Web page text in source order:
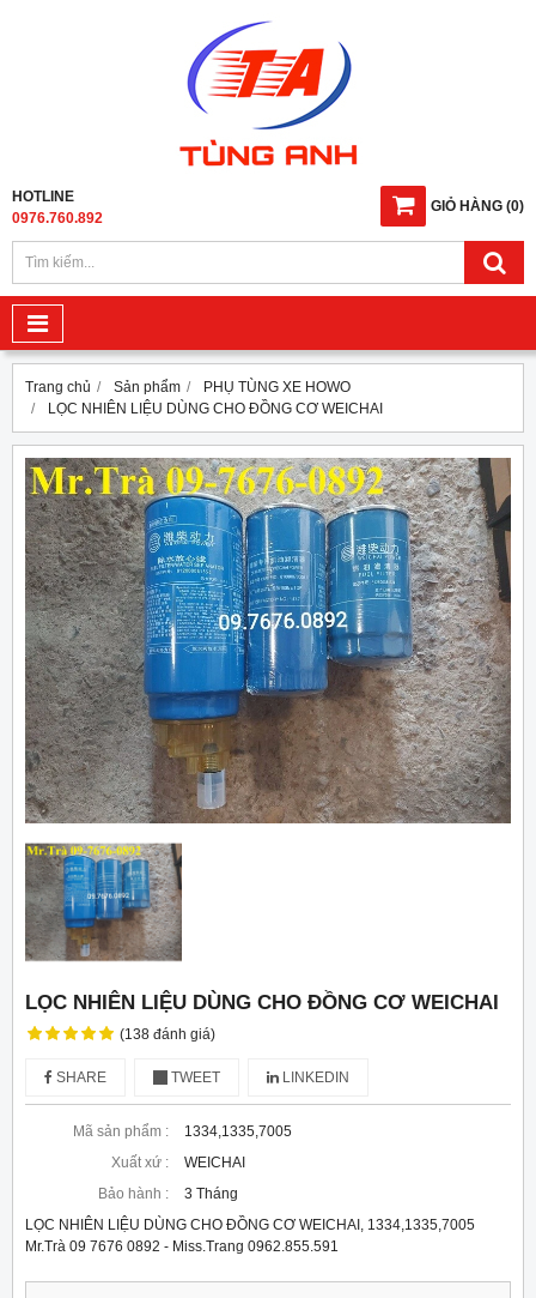
GIỎ HÀNG (0)
HOTLINE
0976.760.892
Trang chủ Sản phẩm
PHỤ TÙNG XE HOWO
LỌC NHIÊN LIỆU DÙNG CHO ĐỒNG CƠ WEICHAI
LỌC NHIÊN LIỆU DÙNG CHO ĐỒNG CƠ WEICHAI
(138 đánh giá)
SHARE TWEET LINKEDIN
Mã sản phẩm :
1334,1335,7005
Xuất xứ :
WEICHAI
Bảo hành :
3 Tháng
LỌC NHIÊN LIỆU DÙNG CHO ĐỒNG CƠ WEICHAI, 1334,1335,7005
Mr.Trà 09 7676 0892 - Miss.Trang 0962.855.591